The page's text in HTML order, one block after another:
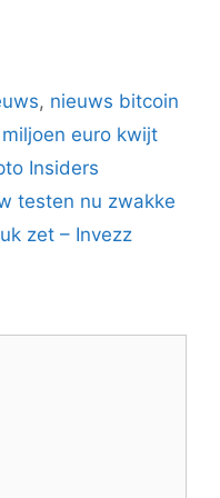
, nieuws bitcoin
euro kwijt
Insiders
testen nu zwakke
zet – Invezz